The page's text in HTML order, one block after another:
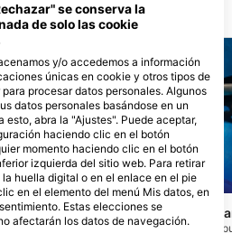
cercanos
Mares
Seal Rock /
Reserva Marina de
se conserva la
de solo las cookie
y/o accedemos a información
únicas en cookie y otros tipos de
procesar datos personales. Algunos
datos personales basándose en un
abra la "Ajustes". Puede aceptar,
haciendo clic en el botón
momento haciendo clic en el botón
izquierda del sitio web. Para retirar
huella digital o en el enlace en el pie
en el elemento del menú Mis datos, en
Estas elecciones se
afectarán los datos de navegación.